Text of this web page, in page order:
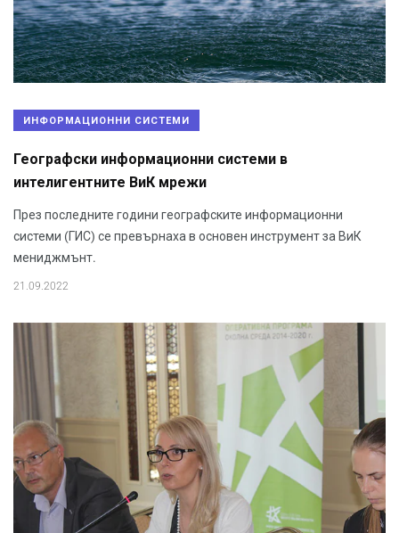
ИНФОРМАЦИОННИ СИСТЕМИ
Географски информационни системи в
интелигентните ВиК мрежи
През последните години географските информационни
системи (ГИС) се превърнаха в основен инструмент за ВиК
мениджмънт.
21.09.2022